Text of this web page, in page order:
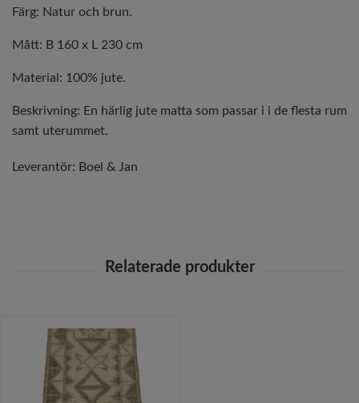
Färg: Natur och brun.
Mått: B 160 x L 230 cm
Material: 100% jute.
Beskrivning: En härlig jute matta som passar i i de flesta rum
samt uterummet.
Leverantör: Boel & Jan